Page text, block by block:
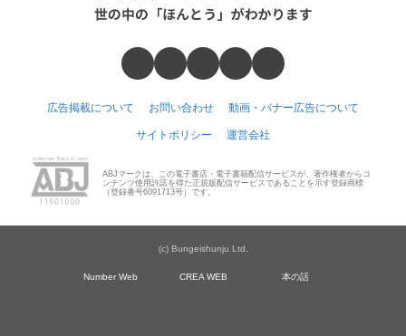
広告掲載について お問い合わせ 動画・バナー広告について
サイトポリシー 運営会社
ABJマークは、この電子書店・電子書籍配信サービスが、著作権者からコ
ンテンツ使用許諾を得た正規版配信サービスであることを示す登録商標
（登録番号6091713号）です。
(c) Bungeishunju Ltd.
Number Web CREA WEB 本の話